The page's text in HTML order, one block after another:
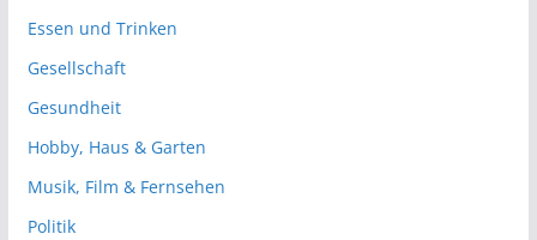
Essen und Trinken
Gesellschaft
Gesundheit
Hobby, Haus & Garten
Musik, Film & Fernsehen
Politik